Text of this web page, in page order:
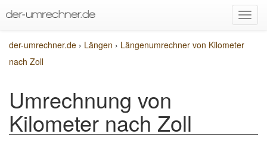
der-umrechner.de › Längen › Längenumrechner von Kilometer
nach Zoll
Umrechnung von
Kilometer nach Zoll